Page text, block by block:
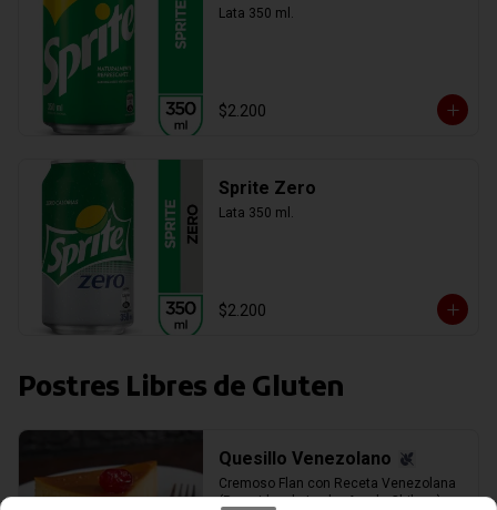
Lata 350 ml.
$2.200
Sprite Zero
Lata 350 ml.
$2.200
Postres Libres de Gluten
Quesillo Venezolano
Cremoso Flan con Receta Venezolana
(Parecido a la Leche Asada Chilena)